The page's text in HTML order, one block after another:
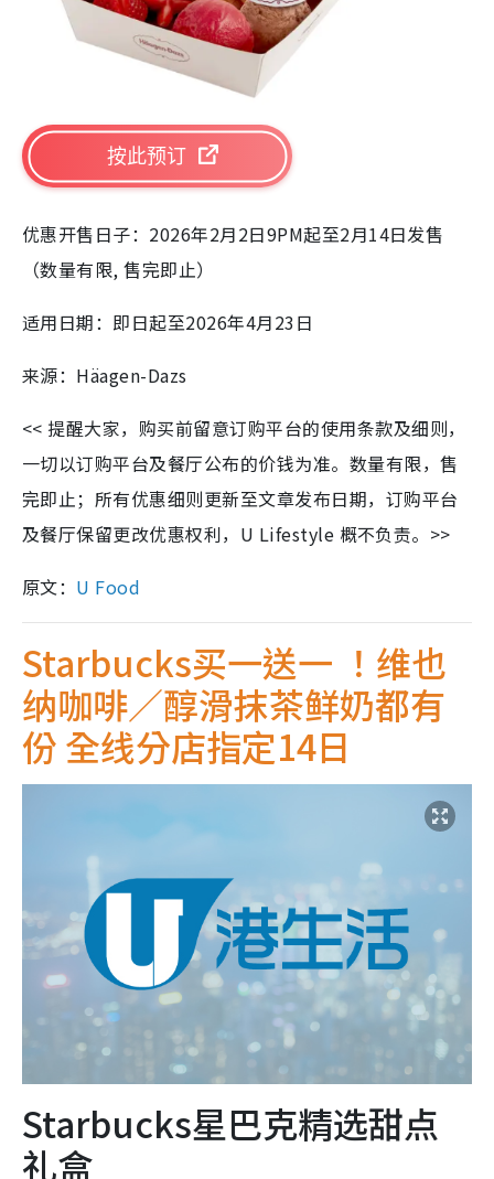
按此预订
优惠开售日子：2026年2月2日9PM起至2月14日发售
（数量有限, 售完即止）
适用日期：即日起至2026年4月23日
来源：Häagen-Dazs
<< 提醒大家，购买前留意订购平台的使用条款及细则，
一切以订购平台及餐厅公布的价钱为准。数量有限，售
完即止；所有优惠细则更新至文章发布日期，订购平台
及餐厅保留更改优惠权利，U Lifestyle 概不负责。>>
原文： U Food
Starbucks买一送一 ！维也
纳咖啡／醇滑抹茶鲜奶都有
份 全线分店指定14日
Starbucks星巴克精选甜点
礼盒